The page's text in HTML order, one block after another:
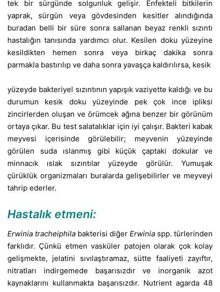
tek bir sürgünde solgunluk gelişir. Enfekteli bitkilerin
yaprak, sürgün veya gövdesinden kesitler alındığında
buradan belli bir süre sonra sallanan beyaz renkli sızıntı
hastalığın tanısında yardımcı olur. Kesilen doku yüzeyine
kesildikten hemen sonra veya birkaç dakika sonra
parmakla bastırılıp ve daha sonra yavaşça kaldırılırsa, kesik
yüzeyde bakteriyel sızıntının yapışık vaziyette kaldığı ve bu
durumun kesik doku yüzeyinde pek çok ince ipliksi
zincirlerden oluşan ve örümcek ağına benzer bir görünüm
ortaya çıkar. Bu test salatalıklar için iyi çalışır. Bakteri kabak
meyvesi içerisinde görülebilir; meyvenin yüzeyinde
görülen suda ıslanmış gibi küçük çaptaki dokular ve
minnacık ıslak sızıntılar yüzeyde görülür. Yumuşak
çürüklük organizmaları buralarda gelişebilirler ve meyveyi
tahrip ederler.
Hastalık etmeni:
Erwinia tracheiphila bakterisi diğer Erwinia spp. türlerinden
farklıdır. Çünkü etmen vasküler patojen olarak çok kolay
gelişmekte, jelatini sıvılaştıramaz, sütte faaliyeti zayıftır,
nitratları indirgemede başarısızdır ve inorganik azot
kaynaklarını kullanmakta başarısızdır. Nutrient agarda 48